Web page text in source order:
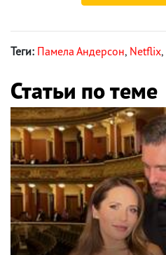
Теги: Памела Андерсон, Netflix,
Статьи по теме